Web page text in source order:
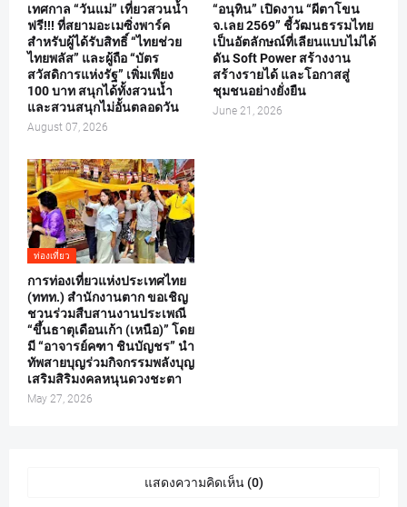
เทศกาล “วันแม่” เที่ยวสวนน้ำ
ฟรี!!! ที่สยามอะเมซิ่งพาร์ค
สำหรับผู้ได้รับสิทธิ์ “ไทยช่วย
ไทยพลัส” และผู้ถือ “บัตร
สวัสดิการแห่งรัฐ” เพิ่มเพียง
100 บาท สนุกได้ทั้งสวนน้ำ
และสวนสนุกไม่อั้นตลอดวัน
August 07, 2026
“อนุทิน” เปิดงาน “ผีตาโขน
จ.เลย 2569” ชี้วัฒนธรรมไทย
เป็นอัตลักษณ์ที่เลียนแบบไม่ได้
ดัน Soft Power สร้างงาน
สร้างรายได้ และโอกาสสู่
ชุมชนอย่างยั่งยืน
June 21, 2026
ท่องเที่ยว
การท่องเที่ยวแห่งประเทศไทย
(ททท.) สำนักงานตาก ขอเชิญ
ชวนร่วมสืบสานงานประเพณี
“ขึ้นธาตุเดือนเก้า (เหนือ)” โดย
มี “อาจารย์คฑา ชินบัญชร” นำ
ทัพสายบุญร่วมกิจกรรมพลังบุญ
เสริมสิริมงคลหนุนดวงชะตา
May 27, 2026
แสดงความคิดเห็น (0)